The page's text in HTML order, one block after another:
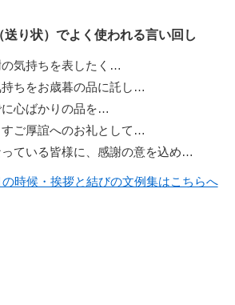
送り状）でよく使われる言い回し
気持ちを表したく…
ちをお歳暮の品に託し…
心ばかりの品を…
ご厚誼へのお礼として…
ている皆様に、感謝の意を込め…
時候・挨拶と結びの文例集はこちらへ